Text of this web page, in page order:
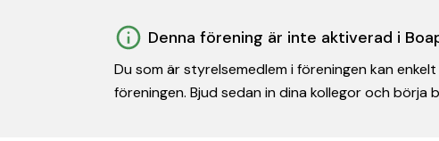
Denna förening är inte aktiverad i
Du som är styrelsemedlem i föreningen kan
föreningen. Bjud sedan in dina kollegor och börja